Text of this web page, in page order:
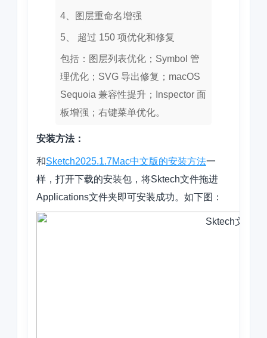
4、图层重命名增强
5、 超过 150 项优化和修复
包括：图层列表优化；Symbol 管
理优化；SVG 导出修复；macOS
Sequoia 兼容性提升；Inspector 面
板增强；右键菜单优化。
安装方法：
和Sketch2025.1.7Mac中文版的安装方法一
样，打开下载的安装包，将Sktech文件拖进
Applications文件夹即可安装成功。如下图：